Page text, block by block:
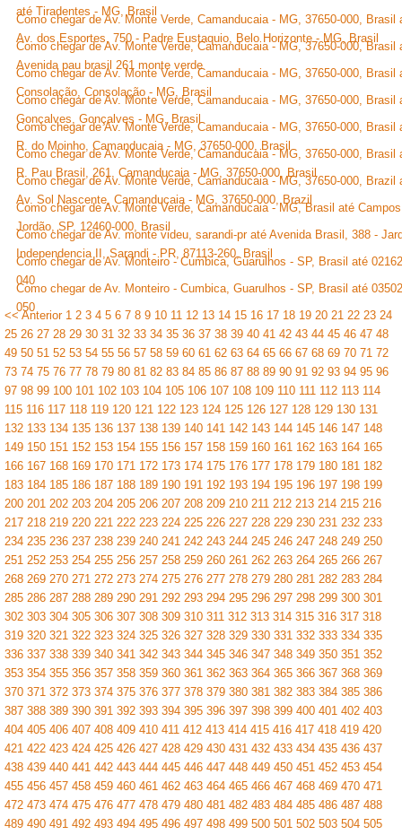
até Tiradentes - MG, Brasil
Como chegar de Av. Monte Verde, Camanducaia - MG, 37650-000, Brasil
Av. dos Esportes, 750 - Padre Eustaquio, Belo Horizonte - MG, Brasil
Como chegar de Av. Monte Verde, Camanducaia - MG, 37650-000, Brasil
Avenida pau brasil 261 monte verde
Como chegar de Av. Monte Verde, Camanducaia - MG, 37650-000, Brasil
Consolação, Consolação - MG, Brasil
Como chegar de Av. Monte Verde, Camanducaia - MG, 37650-000, Brasil
Gonçalves, Gonçalves - MG, Brasil
Como chegar de Av. Monte Verde, Camanducaia - MG, 37650-000, Brasil
R. do Moinho, Camanducaia - MG, 37650-000, Brasil
Como chegar de Av. Monte Verde, Camanducaia - MG, 37650-000, Brasil
R. Pau Brasil, 261, Camanducaia - MG, 37650-000, Brasil
Como chegar de Av. Monte Verde, Camanducaia - MG, 37650-000, Brazil
Av. Sol Nascente, Camanducaia - MG, 37650-000, Brazil
Como chegar de Av. Monte Verde, Camanducaia - MG, Brasil até
Jordão, SP, 12460-000, Brasil
Como chegar de Av. monte videu, sarandi-pr até Avenida Brasil, 388 -
Independencia II, Sarandi - PR, 87113-260, Brasil
Como chegar de Av. Monteiro - Cumbica, Guarulhos - SP, Brasil até
040
Como chegar de Av. Monteiro - Cumbica, Guarulhos - SP, Brasil até
050
<< Anterior 1 2 3 4 5 6 7 8 9 10 11 12 13 14 15 16 17 18 19 20 21 22 23 24
25 26 27 28 29 30 31 32 33 34 35 36 37 38 39 40 41 42 43 44 45 46 47 48
49 50 51 52 53 54 55 56 57 58 59 60 61 62 63 64 65 66 67 68 69 70 71 72
73 74 75 76 77 78 79 80 81 82 83 84 85 86 87 88 89 90 91 92 93 94 95 96
97 98 99 100 101 102 103 104 105 106 107 108 109 110 111 112 113 114
115 116 117 118 119 120 121 122 123 124 125 126 127 128 129 130 131
132 133 134 135 136 137 138 139 140 141 142 143 144 145 146 147 148
149 150 151 152 153 154 155 156 157 158 159 160 161 162 163 164 165
166 167 168 169 170 171 172 173 174 175 176 177 178 179 180 181 182
183 184 185 186 187 188 189 190 191 192 193 194 195 196 197 198 199
200 201 202 203 204 205 206 207 208 209 210 211 212 213 214 215 216
217 218 219 220 221 222 223 224 225 226 227 228 229 230 231 232 233
234 235 236 237 238 239 240 241 242 243 244 245 246 247 248 249 250
251 252 253 254 255 256 257 258 259 260 261 262 263 264 265 266 267
268 269 270 271 272 273 274 275 276 277 278 279 280 281 282 283 284
285 286 287 288 289 290 291 292 293 294 295 296 297 298 299 300 301
302 303 304 305 306 307 308 309 310 311 312 313 314 315 316 317 318
319 320 321 322 323 324 325 326 327 328 329 330 331 332 333 334 335
336 337 338 339 340 341 342 343 344 345 346 347 348 349 350 351 352
353 354 355 356 357 358 359 360 361 362 363 364 365 366 367 368 369
370 371 372 373 374 375 376 377 378 379 380 381 382 383 384 385 386
387 388 389 390 391 392 393 394 395 396 397 398 399 400 401 402 403
404 405 406 407 408 409 410 411 412 413 414 415 416 417 418 419 420
421 422 423 424 425 426 427 428 429 430 431 432 433 434 435 436 437
438 439 440 441 442 443 444 445 446 447 448 449 450 451 452 453 454
455 456 457 458 459 460 461 462 463 464 465 466 467 468 469 470 471
472 473 474 475 476 477 478 479 480 481 482 483 484 485 486 487 488
489 490 491 492 493 494 495 496 497 498 499 500 501 502 503 504 505